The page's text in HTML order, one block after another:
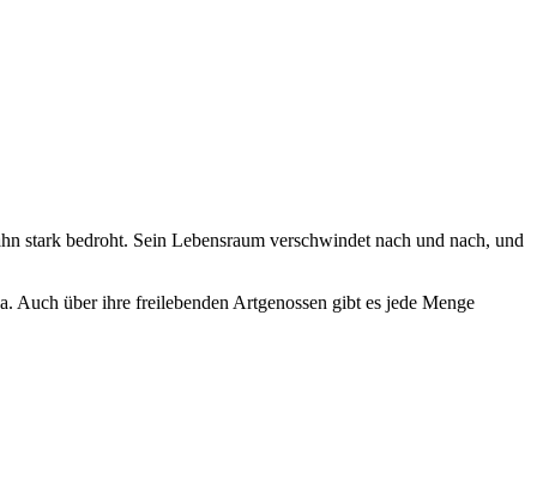
stark bedroht. Sein Lebensraum verschwindet nach und nach, und
Auch über ihre freilebenden Artgenossen gibt es jede Menge